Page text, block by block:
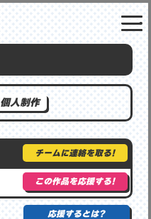
個人制作
チームに連絡を取る!
この作品を応援する!
応援するとは?